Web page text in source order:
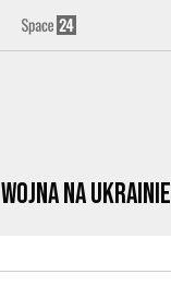
Wojna na Ukrainie